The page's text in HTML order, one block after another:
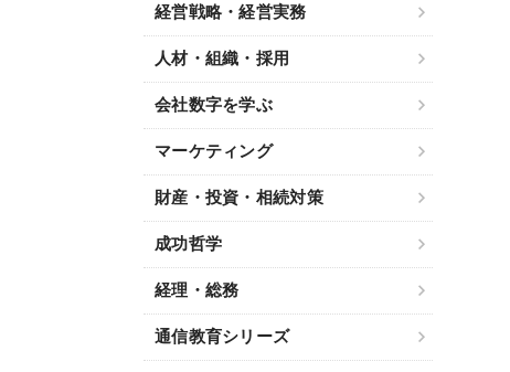
経営戦略・経営実務
人材・組織・採用
会社数字を学ぶ
マーケティング
財産・投資・相続対策
成功哲学
経理・総務
通信教育シリーズ